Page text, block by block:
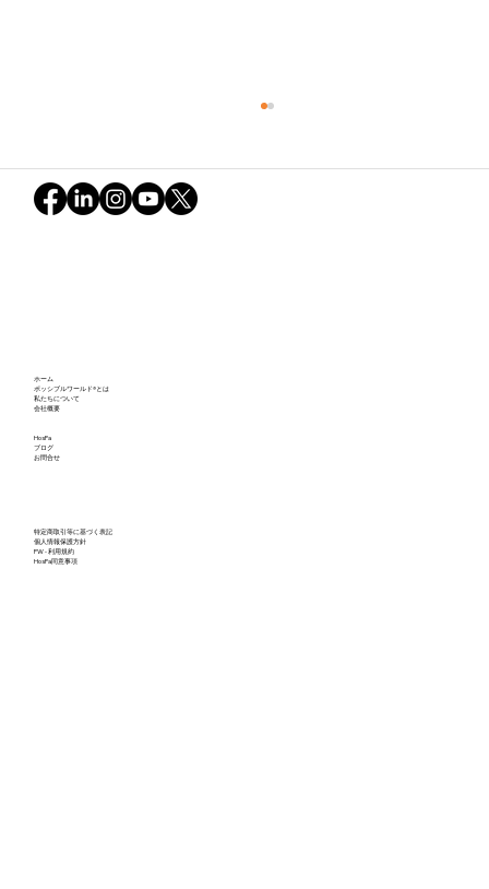
生するために
ホーム
ポッシブルワールド®とは
私たちについて
会社概要
HosPa
ブログ
お問合せ
特定商取引等に基づく表記
個人情報保護方針
PW - 利用規約
HosPa同意事項